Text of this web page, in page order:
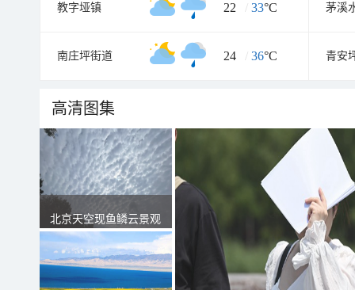
教字垭镇 22 / 33°C 茅溪
南庄坪街道 24 / 36°C 青安
高清图集
北京天空现鱼鳞云景观